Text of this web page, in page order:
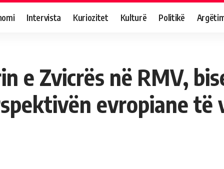
Intervista Kuriozitet Kulturë Politikë
e Zvicrës në RMV,
evropiane të